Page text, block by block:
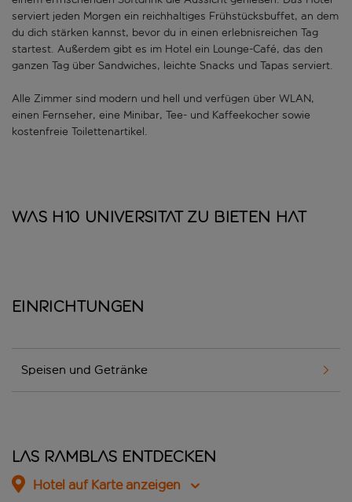
serviert jeden Morgen ein reichhaltiges Frühstücksbuffet, an dem
du dich stärken kannst, bevor du in einen erlebnisreichen Tag
startest. Außerdem gibt es im Hotel ein Lounge-Café, das den
ganzen Tag über Sandwiches, leichte Snacks und Tapas serviert.
Alle Zimmer sind modern und hell und verfügen über WLAN,
einen Fernseher, eine Minibar, Tee- und Kaffeekocher sowie
kostenfreie Toilettenartikel.
Was H10 Universitat zu bieten hat
Einrichtungen
Speisen und Getränke
Las Ramblas entdecken
Hotel auf Karte anzeigen